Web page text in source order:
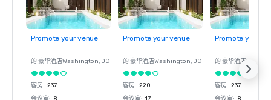
Promote your venue
的 豪华酒店Washington, DC
客房: 237
Promote your venue
的 豪华酒店Washington, DC
客房: 220
Promote your
的 豪华酒店
客房: 237